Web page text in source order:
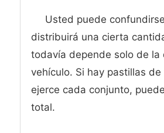
Usted puede
distribuirá una cierta
todavía depende solo de
vehículo. Si hay pastillas
ejerce cada conjunto,
total.